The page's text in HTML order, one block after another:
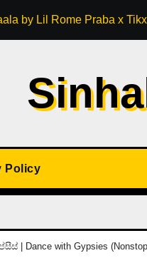
by Lil Rome Praba x
Policy
| Dance with Gypsies